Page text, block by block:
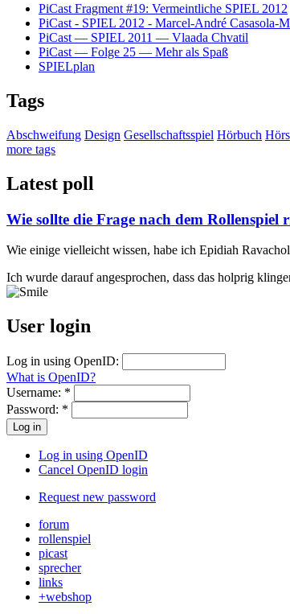
PiCast Fragment #19: Vermeintliche SPIEL 2012
PiCast - SPIEL 2012 - Marcel-André Casasola-
PiCast — SPIEL 2011 — Vlaada Chvatil
PiCast — Folge 25 — Mehr als Spaß
SPIELplan
Tags
Abschweifung Design Gesellschaftsspiel Hörbuch
more tags
Latest poll
Wie sollte die Frage nach dem Rollenspiel
Wie einige vielleicht wissen, habe ich Epidiah
Ich wurde darauf angesprochen, dass das holprig
User login
Log in using OpenID:
What is OpenID?
Username: *
Password: *
Log in using OpenID
Cancel OpenID login
Request new password
forum
rollenspiel
picast
sprecher
links
+webshop